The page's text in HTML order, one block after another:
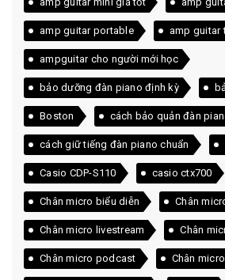
amp guitar portable amp guitar
ampguitar cho người mới học
bảo dưỡng đàn piano định kỳ
Boston cách bảo quản đàn
cách giữ tiếng đàn piano chuẩn
Casio CDP-S110 casio ctx700
Chân micro biểu diễn Chân
Chân micro livestream Chân
Chân micro podcast Chân